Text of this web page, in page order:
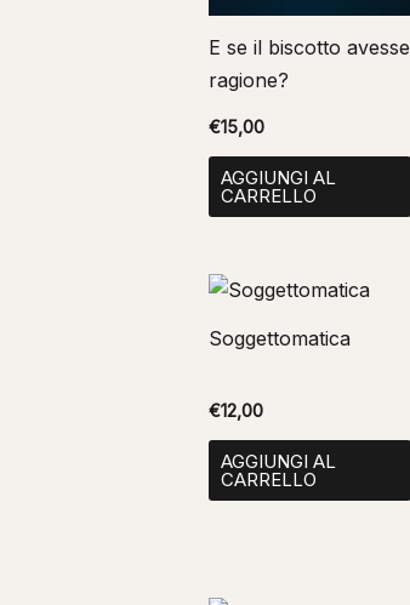
E se il biscotto avesse
ragione?
€15,00
AGGIUNGI AL
CARRELLO
Soggettomatica
€12,00
AGGIUNGI AL
CARRELLO